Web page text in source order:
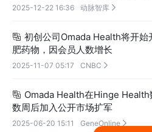
2025-12-22 16:36 动脉智库 
 初创公司Omada Health将开始
肥药物，因会员人数增长
2025-11-07 05:17 CNBC 
 Omada Health在Hinge
数周后加入公开市场扩军
2025-06-20 15:11 GeneOnline 